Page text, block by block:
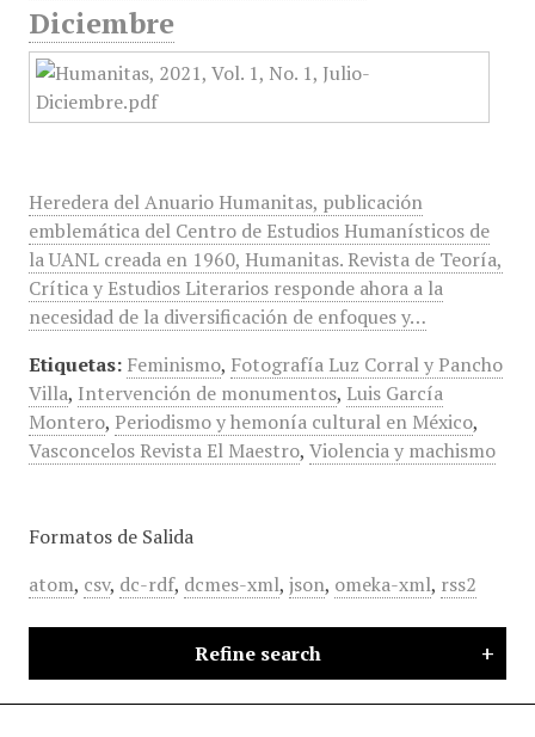
Diciembre
Heredera del Anuario Humanitas, publicación
emblemática del Centro de Estudios Humanísticos de
la UANL creada en 1960, Humanitas. Revista de Teoría,
Crítica y Estudios Literarios responde ahora a la
necesidad de la diversificación de enfoques y…
Etiquetas: Feminismo, Fotografía Luz Corral y Pancho
Villa, Intervención de monumentos, Luis García
Montero, Periodismo y hemonía cultural en México,
Vasconcelos Revista El Maestro, Violencia y machismo
Formatos de Salida
atom, csv, dc-rdf, dcmes-xml, json, omeka-xml, rss2
Refine search